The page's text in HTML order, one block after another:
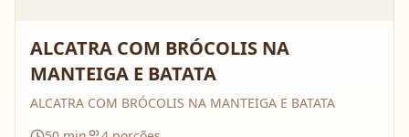
ALCATRA COM BRÓCOLIS NA
MANTEIGA E BATATA
ALCATRA COM BRÓCOLIS NA MANTEIGA E BATATA